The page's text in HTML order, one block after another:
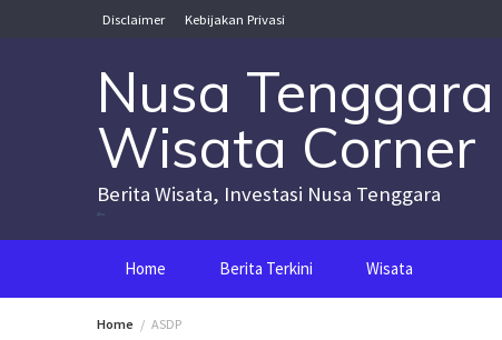
Disclaimer Kebijakan Privasi
Nusa Tenggara
Wisata Corner
Berita Wisata, Investasi Nusa Tenggara
Home Berita Terkini Wisata
Home ASDP